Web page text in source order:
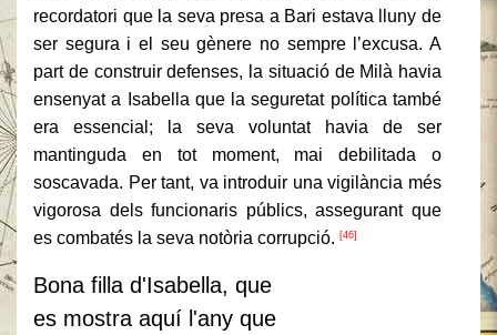
recordatori que la seva presa a Bari estava lluny de
ser segura i el seu gènere no sempre l’excusa. A
part de construir defenses, la situació de Milà havia
ensenyat a Isabella que la seguretat política també
era essencial;
la seva voluntat havia de ser
mantinguda en tot moment, mai debilitada o
soscavada. Per tant, va introduir una vigilància més
vigorosa dels funcionaris públics, assegurant que
es combatés la seva notòria corrupció. [46]
Bona filla d'Isabella, que
es mostra aquí l'any que